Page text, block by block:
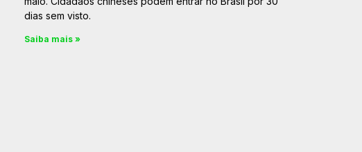
dias sem visto.
Saiba mais »